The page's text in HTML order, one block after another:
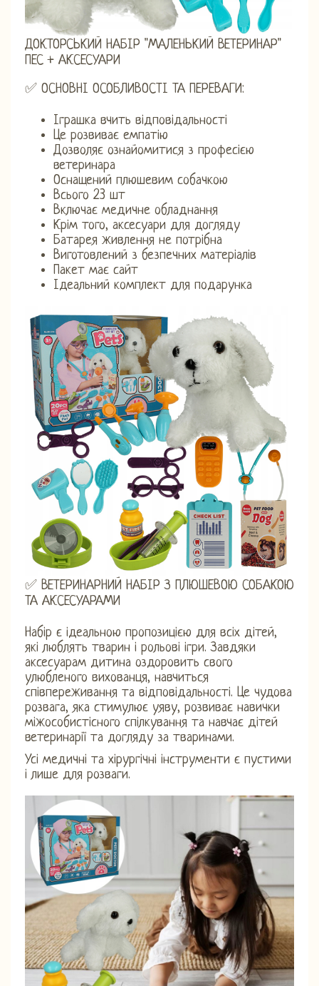
ДОКТОРСЬКИЙ НАБІР "МАЛЕНЬКИЙ ВЕТЕРИНАР"
ПЕС + АКСЕСУАРИ
✅ ОСНОВНІ ОСОБЛИВОСТІ ТА ПЕРЕВАГИ:
Іграшка вчить відповідальності
Це розвиває емпатію
Дозволяє ознайомитися з професією
ветеринара
Оснащений плюшевим собачкою
Всього 23 шт
Включає медичне обладнання
Крім того, аксесуари для догляду
Батарея живлення не потрібна
Виготовлений з безпечних матеріалів
Пакет має сайт
Ідеальний комплект для подарунка
✅ ВЕТЕРИНАРНИЙ НАБІР З ПЛЮШЕВОЮ СОБАКОЮ
ТА АКСЕСУАРАМИ
Набір є ідеальною пропозицією для всіх дітей,
які люблять тварин і рольові ігри. Завдяки
аксесуарам дитина оздоровить свого
улюбленого вихованця, навчиться
співпереживання та відповідальності. Це чудова
розвага, яка стимулює уяву, розвиває навички
міжособистісного спілкування та навчає дітей
ветеринарії та догляду за тваринами.
Усі медичні та хірургічні інструменти є пустими
і лише для розваги.